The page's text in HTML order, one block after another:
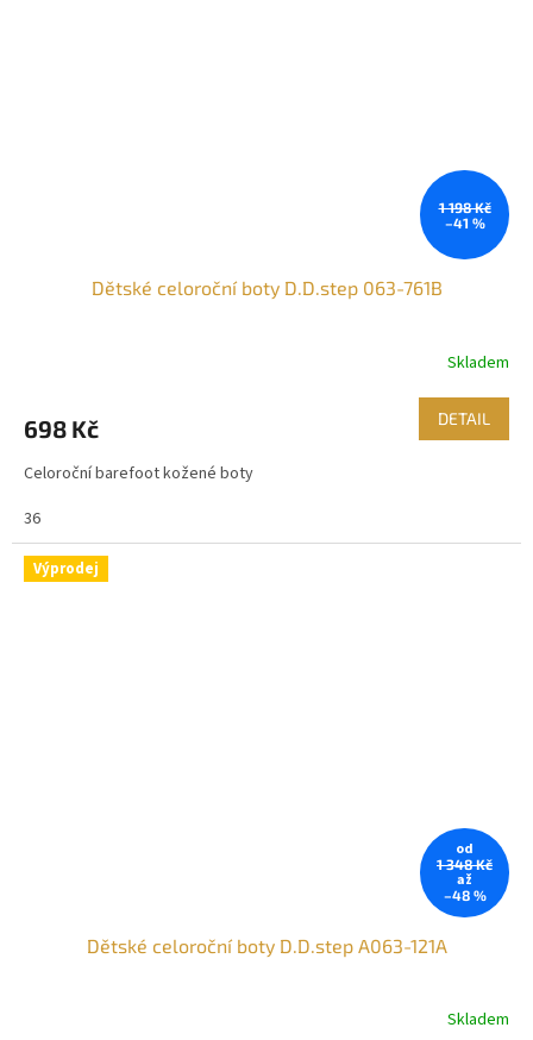
1 198 Kč
–41 %
Dětské celoroční boty D.D.step 063-761B
Skladem
698 Kč DETAIL
Celoroční barefoot kožené boty
36
Výprodej
od
1 348 Kč
až
–48 %
Dětské celoroční boty D.D.step A063-121A
Skladem